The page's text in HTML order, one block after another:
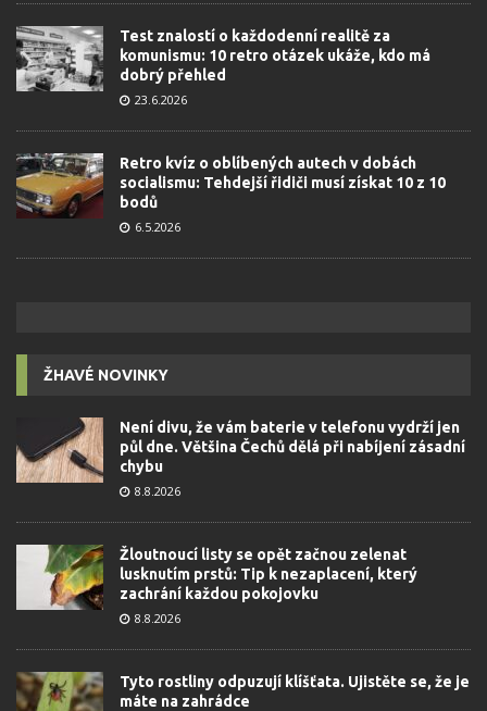
Test znalostí o každodenní realitě za
komunismu: 10 retro otázek ukáže, kdo má
dobrý přehled
23.6.2026
Retro kvíz o oblíbených autech v dobách
socialismu: Tehdejší řidiči musí získat 10 z 10
bodů
6.5.2026
ŽHAVÉ NOVINKY
Není divu, že vám baterie v telefonu vydrží jen
půl dne. Většina Čechů dělá při nabíjení zásadní
chybu
8.8.2026
Žloutnoucí listy se opět začnou zelenat
lusknutím prstů: Tip k nezaplacení, který
zachrání každou pokojovku
8.8.2026
Tyto rostliny odpuzují klíšťata. Ujistěte se, že je
máte na zahrádce